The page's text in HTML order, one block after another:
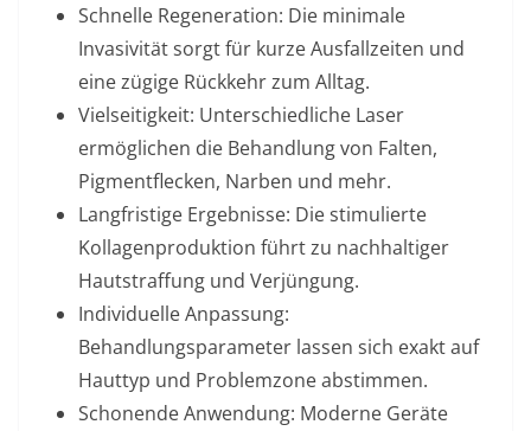
Schnelle Regeneration: Die minimale
Invasivität sorgt für kurze Ausfallzeiten und
eine zügige Rückkehr zum Alltag.
Vielseitigkeit: Unterschiedliche Laser
ermöglichen die Behandlung von Falten,
Pigmentflecken, Narben und mehr.
Langfristige Ergebnisse: Die stimulierte
Kollagenproduktion führt zu nachhaltiger
Hautstraffung und Verjüngung.
Individuelle Anpassung:
Behandlungsparameter lassen sich exakt auf
Hauttyp und Problemzone abstimmen.
Schonende Anwendung: Moderne Geräte